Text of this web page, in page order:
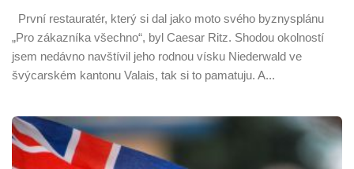
První restauratér, který si dal jako moto svého byznysplánu
„Pro zákazníka všechno“, byl Caesar Ritz. Shodou okolností
jsem nedávno navštívil jeho rodnou vísku Niederwald ve
švýcarském kantonu Valais, tak si to pamatuju. A...